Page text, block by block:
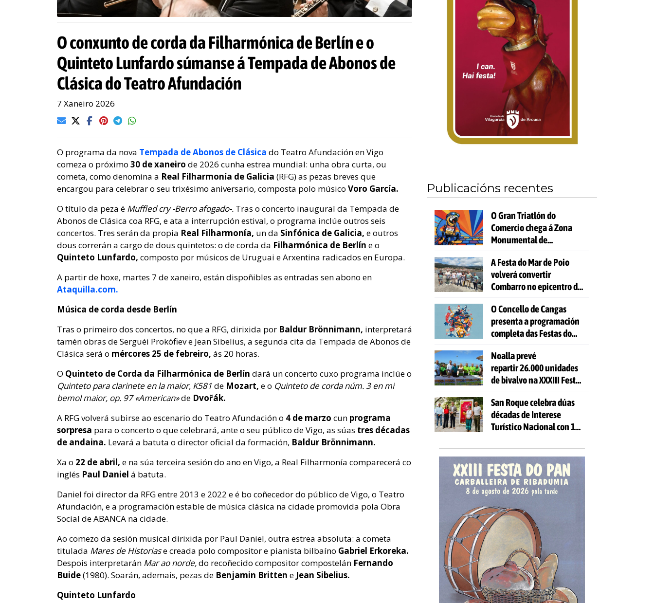
O conxunto de corda da Filharmónica de Berlín e o
Quinteto Lunfardo súmanse á Tempada de Abonos de
Clásica do Teatro Afundación
7 Xaneiro 2026
O programa da nova Tempada de Abonos de Clásica do Teatro Afundación en Vigo
comeza o próximo 30 de xaneiro de 2026 cunha estrea mundial: unha obra curta, ou
cometa, como denomina a Real Filharmonía de Galicia (RFG) as pezas breves que
encargou para celebrar o seu trixésimo aniversario, composta polo músico Voro García.
O título da peza é Muffled cry -Berro afogado-. Tras o concerto inaugural da Tempada de
Abonos de Clásica coa RFG, e ata a interrupción estival, o programa inclúe outros seis
concertos. Tres serán da propia Real Filharmonía, un da Sinfónica de Galicia, e outros
dous correrán a cargo de dous quintetos: o de corda da Filharmónica de Berlín e o
Quinteto Lunfardo, composto por músicos de Uruguai e Arxentina radicados en Europa.
A partir de hoxe, martes 7 de xaneiro, están dispoñibles as entradas sen abono en
Ataquilla.com.
Música de corda desde Berlín
Tras o primeiro dos concertos, no que a RFG, dirixida por Baldur Brönnimann, interpretará
tamén obras de Serguéi Prokófiev e Jean Sibelius, a segunda cita da Tempada de Abonos de
Clásica será o mércores 25 de febreiro, ás 20 horas.
O Quinteto de Corda da Filharmónica de Berlín dará un concerto cuxo programa inclúe o
Quinteto para clarinete en la maior, K581 de Mozart, e o Quinteto de corda núm. 3 en mi
bemol maior, op. 97 «American»de Dvořák.
A RFG volverá subirse ao escenario do Teatro Afundación o 4 de marzo cun programa
sorpresa para o concerto o que celebrará, ante o seu público de Vigo, as súas tres décadas
de andaina. Levará a batuta o director oficial da formación, Baldur Brönnimann.
Xa o 22 de abril, e na súa terceira sesión do ano en Vigo, a Real Filharmonía comparecerá co
inglés Paul Daniel á batuta.
Daniel foi director da RFG entre 2013 e 2022 e é bo coñecedor do público de Vigo, o Teatro
Afundación, e a programación estable de música clásica na cidade promovida pola Obra
Social de ABANCA na cidade.
Ao comezo da sesión musical dirixida por Paul Daniel, outra estrea absoluta: a cometa
titulada Mares de Historiase creada polo compositor e pianista bilbaíno Gabriel Erkoreka.
Despois interpretarán Mar ao norde,do recoñecido compositor compostelán Fernando
Buide(1980). Soarán, ademais, pezas de Benjamin Britten e Jean Sibelius.
Quinteto Lunfardo
Publicacións recentes
O Gran Triatlón do
Comercio chega á Zona
Monumental de
A Festa do Mar de Poio
volverá convertir
Combarro no epicentro da
O Concello de Cangas
presenta a programación
completa das Festas do
Noalla prevé
repartir 26.000 unidades
de bivalvo na XXXIII Festa
San Roque celebra dúas
décadas de Interese
Turístico Nacional con 10
actividades gratuítas